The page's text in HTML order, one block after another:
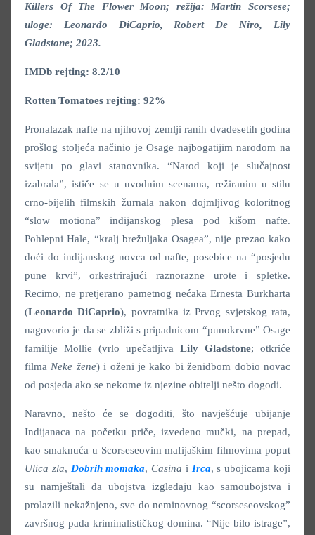
Killers Of The Flower Moon; režija: Martin Scorsese;
uloge: Leonardo DiCaprio, Robert De Niro, Lily
Gladstone; 2023.
IMDb rejting: 8.2/10
Rotten Tomatoes rejting: 92%
Pronalazak nafte na njihovoj zemlji ranih dvadesetih godina
prošlog stoljeća načinio je Osage najbogatijim narodom na
svijetu po glavi stanovnika. “Narod koji je slučajnost
izabrala”, ističe se u uvodnim scenama, režiranim u stilu
crno-bijelih filmskih žurnala nakon dojmljivog koloritnog
“slow motiona” indijanskog plesa pod kišom nafte.
Pohlepni Hale, “kralj brežuljaka Osagea”, nije prezao kako
doći do indijanskog novca od nafte, posebice na “posjedu
pune krvi”, orkestrirajući raznorazne urote i spletke.
Recimo, ne pretjerano pametnog nećaka Ernesta Burkharta
(Leonardo DiCaprio), povratnika iz Prvog svjetskog rata,
nagovorio je da se zbliži s pripadnicom “punokrvne” Osage
familije Mollie (vrlo upečatljiva Lily Gladstone; otkriće
filma Neke žene) i oženi je kako bi ženidbom dobio novac
od posjeda ako se nekome iz njezine obitelji nešto dogodi.
Naravno, nešto će se dogoditi, što navješćuje ubijanje
Indijanaca na početku priče, izvedeno mučki, na prepad,
kao smaknuća u Scorseseovim mafijaškim filmovima poput
Ulica zla, Dobrih momaka,Casina i Irca, s ubojicama koji
su namještali da ubojstva izgledaju kao samoubojstva i
prolazili nekažnjeno, sve do neminovnog “scorseseovskog”
završnog pada kriminalističkog domina. “Nije bilo istrage”,